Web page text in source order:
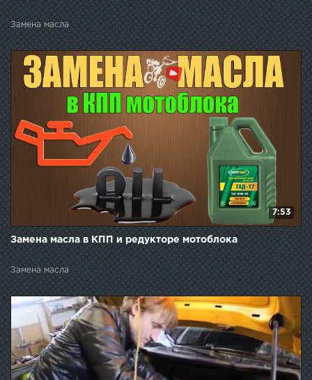
Замена масла
7:53
Замена масла в КПП и редукторе мотоблока
Замена масла